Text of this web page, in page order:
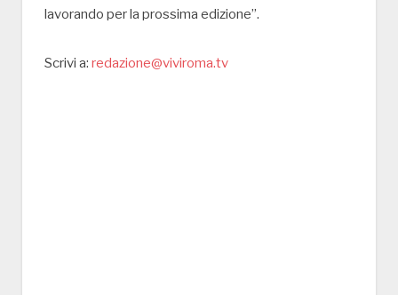
lavorando per la prossima edizione”.
Scrivi a: redazione@viviroma.tv